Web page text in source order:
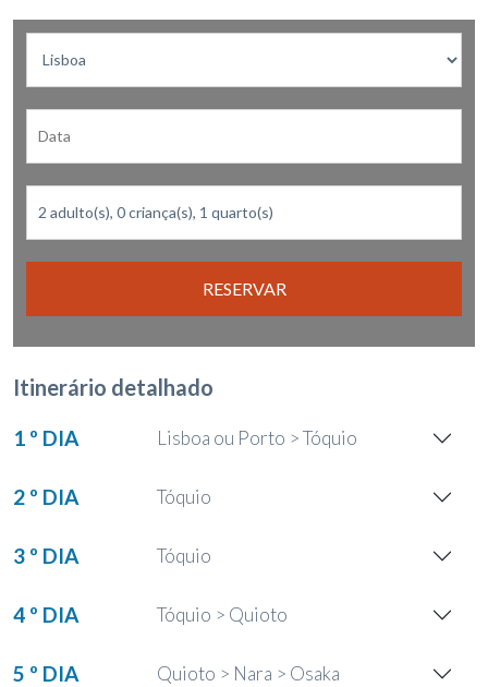
RESERVAR
Itinerário detalhado
1 º DIA Lisboa ou Porto > Tóquio
2 º DIA Tóquio
3 º DIA Tóquio
4 º DIA Tóquio > Quioto
5 º DIA Quioto > Nara > Osaka